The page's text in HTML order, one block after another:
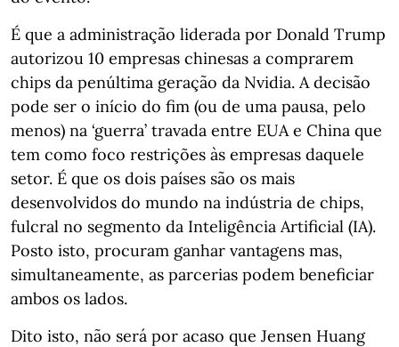
É que a administração liderada por Donald Trump
autorizou 10 empresas chinesas a comprarem
chips da penúltima geração da Nvidia. A decisão
pode ser o início do fim (ou de uma pausa, pelo
menos) na ‘guerra’ travada entre EUA e China que
tem como foco restrições às empresas daquele
setor. É que os dois países são os mais
desenvolvidos do mundo na indústria de chips,
fulcral no segmento da Inteligência Artificial (IA).
Posto isto, procuram ganhar vantagens mas,
simultaneamente, as parcerias podem beneficiar
ambos os lados.
Dito isto, não será por acaso que Jensen Huang